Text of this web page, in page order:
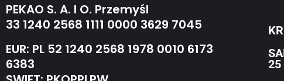
PEKAO S. A. I O. Przemyśl
33 1240 2568 1111 0000 3629 7045
EUR: PL 52 1240 2568 1978 0010 6173
6383
25